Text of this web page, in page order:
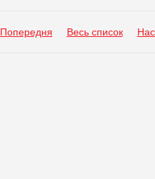
Попередня Весь список